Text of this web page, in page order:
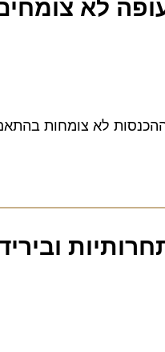
לא צומחים
לא צומחות בהתאם –